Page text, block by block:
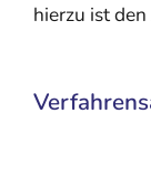
hierzu ist